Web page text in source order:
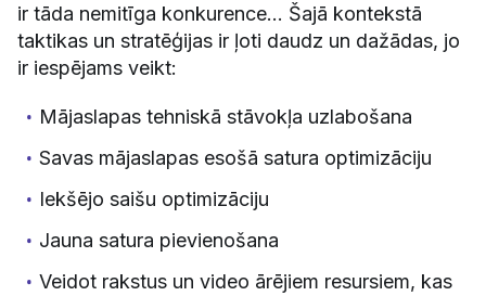
ir tāda nemitīga konkurence… Šajā kontekstā
taktikas un stratēģijas ir ļoti daudz un dažādas, jo
ir iespējams veikt:
Mājaslapas tehniskā stāvokļa uzlabošana
Savas mājaslapas esošā satura optimizāciju
Iekšējo saišu optimizāciju
Jauna satura pievienošana
Veidot rakstus un video ārējiem resursiem, kas